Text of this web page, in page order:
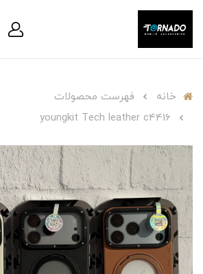
خانه
فهرست محصولات
youngkit Tech leather c4416